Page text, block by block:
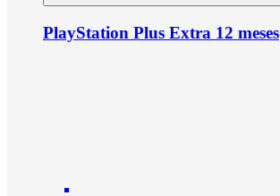
PlayStation Plus Extra 12 meses